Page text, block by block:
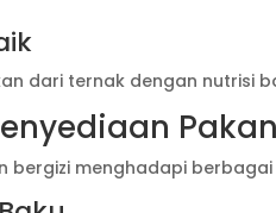
dari ternak dengan nutrisi
bergizi menghadapi